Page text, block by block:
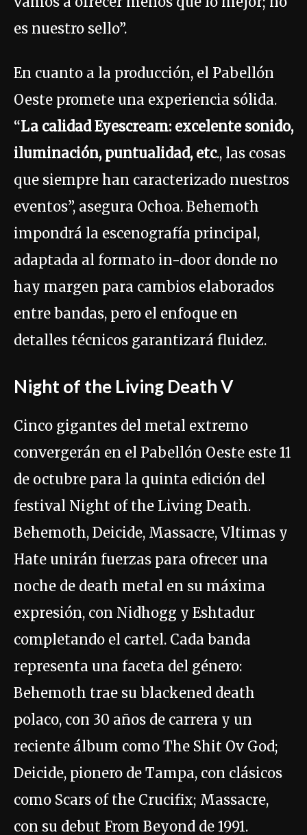
es nuestro sello”.
En cuanto a la producción, el Pabellón
Oeste promete una experiencia sólida.
“La calidad Eyescream: excelente sonido,
iluminación, puntualidad, etc., las cosas
que siempre han caracterizado nuestros
eventos”, asegura Ochoa. Behemoth
impondrá la escenografía principal,
adaptada al formato in-door donde no
hay margen para cambios elaborados
entre bandas, pero el enfoque en
detalles técnicos garantizará fluidez.
Night of the Living Death V
Cinco gigantes del metal extremo
convergerán en el Pabellón Oeste este 11
de octubre para la quinta edición del
festival Night of the Living Death.
Behemoth, Deicide, Massacre, Vltimas y
Hate unirán fuerzas para ofrecer una
noche de death metal en su máxima
expresión, con Nidhogg y Eshtadur
completando el cartel. Cada banda
representa una faceta del género:
Behemoth trae su blackened death
polaco, con 30 años de carrera y un
reciente álbum como The Shit Ov God;
Deicide, pionero de Tampa, con clásicos
como Scars of the Crucifix; Massacre,
con su debut From Beyond de 1991.